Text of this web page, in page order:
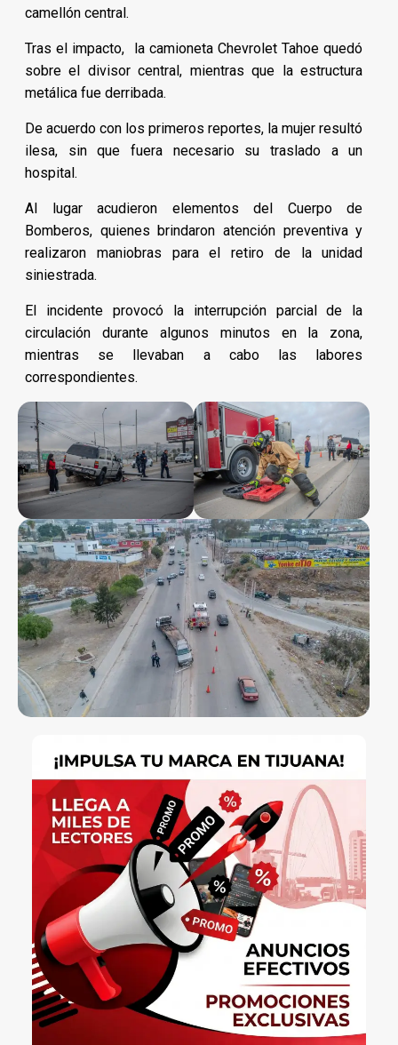
camellón central.
Tras el impacto, la camioneta Chevrolet Tahoe quedó
sobre el divisor central, mientras que la estructura
metálica fue derribada.
De acuerdo con los primeros reportes, la mujer resultó
ilesa, sin que fuera necesario su traslado a un
hospital.
Al lugar acudieron elementos del Cuerpo de
Bomberos, quienes brindaron atención preventiva y
realizaron maniobras para el retiro de la unidad
siniestrada.
El incidente provocó la interrupción parcial de la
circulación durante algunos minutos en la zona,
mientras se llevaban a cabo las labores
correspondientes.